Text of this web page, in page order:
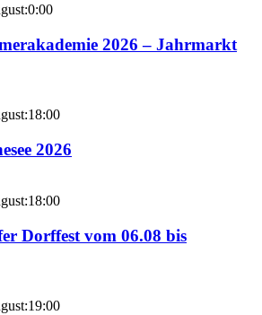
2026 – Jahrmarkt
2026
Dorffest vom 06.08 bis